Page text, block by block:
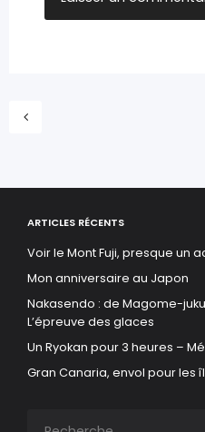
ARTICLES RÉCENTS
Voir le Mont Fuji, presque un
Mon anniversaire au Japon
Nakasendo : de Magome-
L’épreuve des glaces
Un Ryokan pour 3 heures –
Gran Canaria, envol pour les